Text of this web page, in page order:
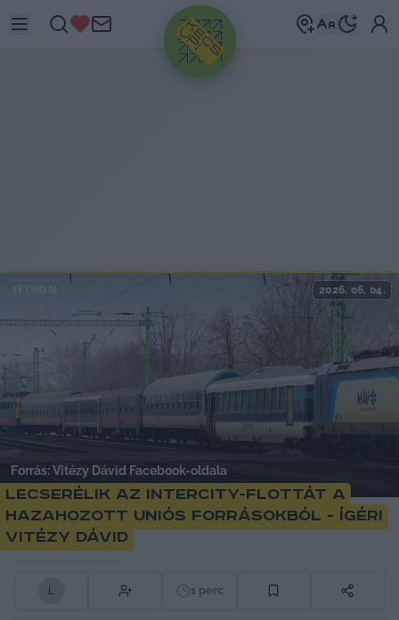
HIRDETÉS
2026. 06. 04.
Forrás: Vitézy Dávid Facebook-oldala
Lecserélik az InterCity-flottát a
hazahozott uniós forrásokból - ígéri
Vitézy Dávid
L 1perc